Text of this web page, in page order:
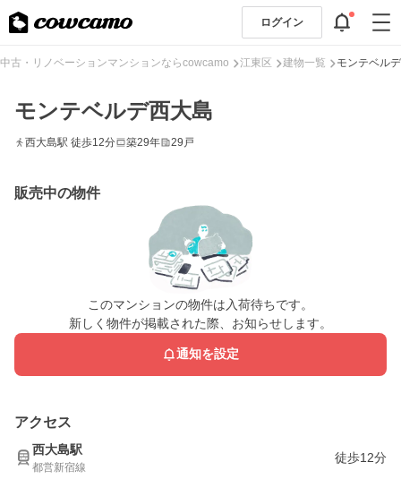
ログイン
中古・リノベーションマンションならcowcamo 江東区 建物一覧 モンテベル
モンテベルデ西大島
西大島駅 徒歩12分 築29年 29戸
販売中の物件
このマンションの物件は入荷待ちです。
新しく物件が掲載された際、お知らせします。
通知を設定
アクセス
西大島駅
都営新宿線
徒歩12分